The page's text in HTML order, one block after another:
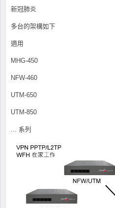
新冠肺炎
多台的架構如下
適用
MHG-450
NFW-460
UTM-650
UTM-850
... 系列